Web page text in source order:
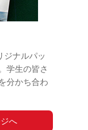
ジナルパッ
学生の皆さ
分かち合わ
へ